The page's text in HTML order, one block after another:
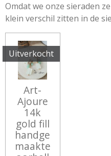
Omdat we onze sieraden
klein verschil zitten in de
Uitverkocht
Art-
Ajoure
14k
gold fill
handge
maakte